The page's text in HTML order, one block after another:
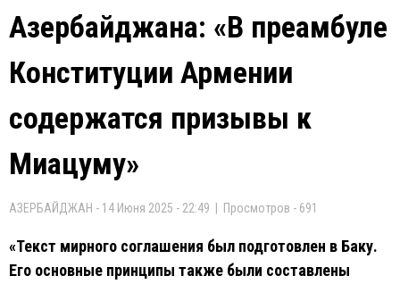
Азербайджана: «В преамбуле
Конституции Армении
содержатся призывы к
Миацуму»
АЗЕРБАЙДЖАН - 14 Июня 2025 - 22:49 | Просмотров - 691
«Текст мирного соглашения был подготовлен в Баку.
Его основные принципы также были составлены